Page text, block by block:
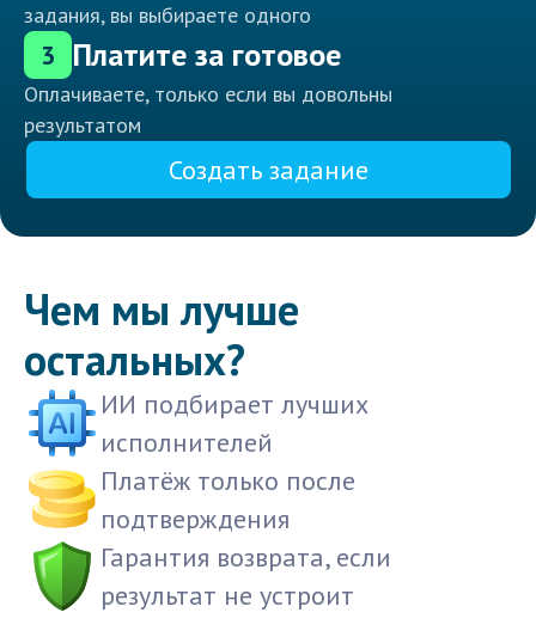
задания, вы выбираете одного
3 Платите за готовое
Оплачиваете, только если вы довольны
результатом
Создать задание
Чем мы лучше
остальных?
ИИ подбирает лучших
исполнителей
Платёж только после
подтверждения
Гарантия возврата, если
результат не устроит